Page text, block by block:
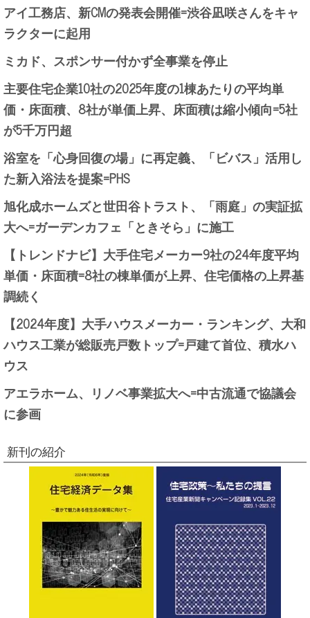
アイ工務店、新CMの発表会開催=渋谷凪咲さんをキャ
ラクターに起用
ミカド、スポンサー付かず全事業を停止
主要住宅企業10社の2025年度の1棟あたりの平均単
価・床面積、8社が単価上昇、床面積は縮小傾向=5社
が5千万円超
浴室を「心身回復の場」に再定義、「ビバス」活用し
た新入浴法を提案=PHS
旭化成ホームズと世田谷トラスト、「雨庭」の実証拡
大へ=ガーデンカフェ「ときそら」に施工
【トレンドナビ】大手住宅メーカー9社の24年度平均
単価・床面積=8社の棟単価が上昇、住宅価格の上昇基
調続く
【2024年度】大手ハウスメーカー・ランキング、大和
ハウス工業が総販売戸数トップ=戸建て首位、積水ハ
ウス
アエラホーム、リノベ事業拡大へ=中古流通で協議会
に参画
新刊の紹介